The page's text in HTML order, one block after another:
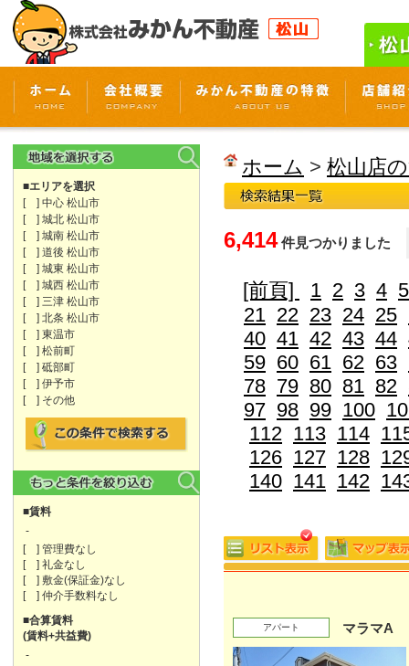
■エリアを選択
[ ] 中心 松山市
[ ] 城北 松山市
[ ] 城南 松山市
[ ] 道後 松山市
[ ] 城東 松山市
[ ] 城西 松山市
[ ] 三津 松山市
[ ] 北条 松山市
[ ] 東温市
[ ] 松前町
[ ] 砥部町
[ ] 伊予市
[ ] その他
■賃料
-
[ ] 管理費なし
[ ] 礼金なし
[ ] 敷金(保証金)なし
[ ] 仲介手数料なし
■合算賃料
(賃料+共益費)
-
ホーム > 松山店
6,414件見つかりました
[前頁] 1 2 3 4 5
21 22 23 24 25
40 41 42 43 44
59 60 61 62 63
78 79 80 81 82
97 98 99 100
112 113 114
126 127 128
140 141 142
アパート マラマA